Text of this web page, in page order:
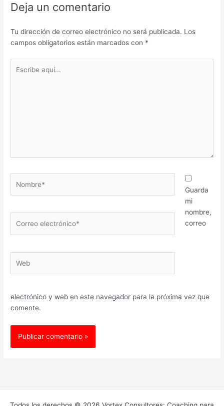
Deja un comentario
Tu dirección de correo electrónico no será publicada. Los
campos obligatorios están marcados con *
aquí...
electrónico*
Guarda
mi
nombre,
correo
electrónico y web en este navegador para la próxima vez que
comente.